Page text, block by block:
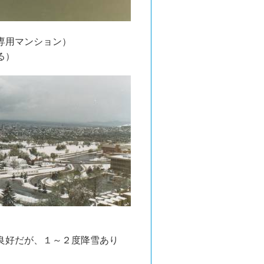
マンション）
だが、１～２度降雪あり